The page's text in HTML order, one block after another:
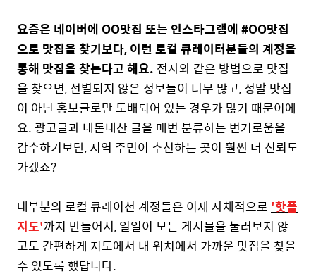
요즘은 네이버에 OO맛집 또는 인스타그램에 #OO맛집
으로 맛집을 찾기보다, 이런 로컬 큐레이터분들의 계정을
통해 맛집을 찾는다고 해요. 전자와 같은 방법으로 맛집
을 찾으면, 선별되지 않은 정보들이 너무 많고, 정말 맛집
이 아닌 홍보글로만 도배되어 있는 경우가 많기 때문이에
요. 광고글과 내돈내산 글을 매번 분류하는 번거로움을
감수하기보단, 지역 주민이 추천하는 곳이 훨씬 더 신뢰도
가겠죠?
대부분의 로컬 큐레이션 계정들은 이제 자체적으로 '핫플
지도'까지 만들어서, 일일이 모든 게시물을 눌러보지 않
고도 간편하게 지도에서 내 위치에서 가까운 맛집을 찾을
수 있도록 했답니다.